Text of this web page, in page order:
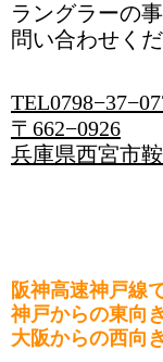
ラングラーの
問い合わせくだ
〒662−0926
兵庫県西宮市
阪神高速神戸線
神戸からの東向
大阪からの西向